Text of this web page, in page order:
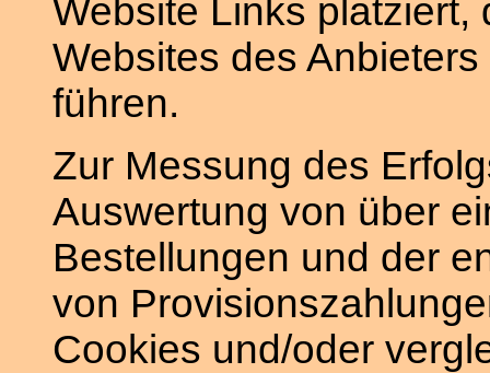
Website Links platziert,
Websites des Anbieters
führen.
Zur Messung des
Auswertung von über
Bestellungen und der
von
Cookies und/oder